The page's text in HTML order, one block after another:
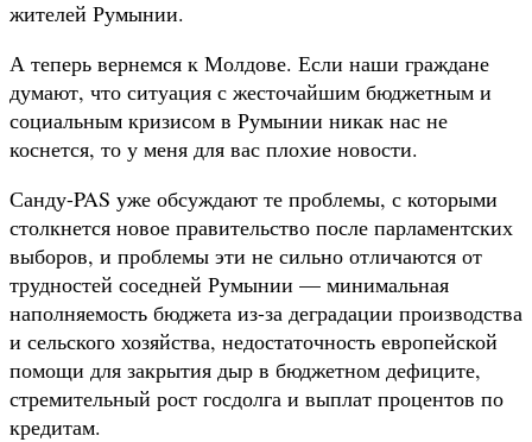
жителей Румынии.
А теперь вернемся к Молдове. Если наши граждане
думают, что ситуация с жесточайшим бюджетным и
социальным кризисом в Румынии никак нас не
коснется, то у меня для вас плохие новости.
Санду-PAS уже обсуждают те проблемы, с которыми
столкнется новое правительство после парламентских
выборов, и проблемы эти не сильно отличаются от
трудностей соседней Румынии — минимальная
наполняемость бюджета из-за деградации производства
и сельского хозяйства, недостаточность европейской
помощи для закрытия дыр в бюджетном дефиците,
стремительный рост госдолга и выплат процентов по
кредитам.